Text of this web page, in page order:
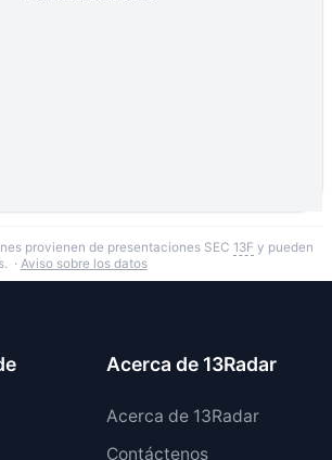
provienen de presentaciones SEC 13F y pueden
· Aviso sobre los datos
Acerca de 13Radar
Acerca de 13Radar
Contáctenos